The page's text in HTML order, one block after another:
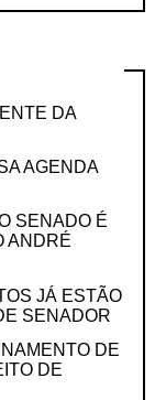
DA
AGENDA
SENADO É
ANDRÉ
JÁ ESTÃO
SENADOR
DE
DE